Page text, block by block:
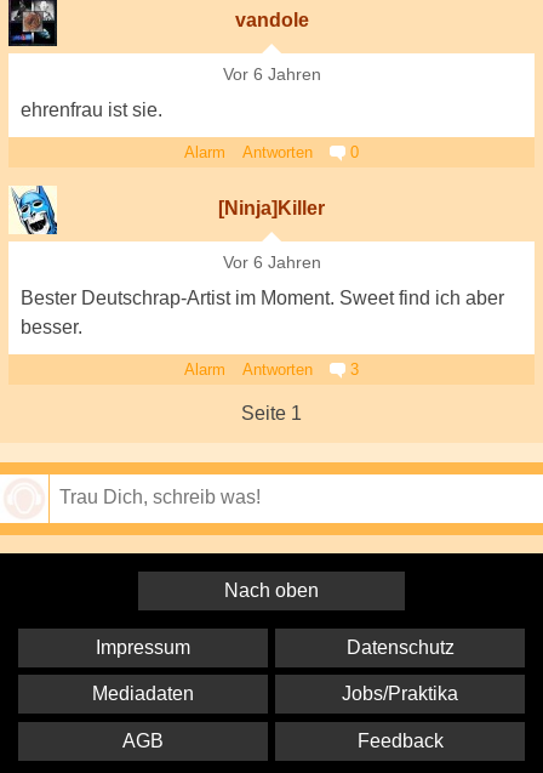
vandole
Vor 6 Jahren
ehrenfrau ist sie.
Alarm Antworten 0
[Ninja]Killer
Vor 6 Jahren
Bester Deutschrap-Artist im Moment. Sweet find ich aber
besser.
Alarm Antworten 3
Seite 1
Nach oben
Impressum Datenschutz
Mediadaten Jobs/Praktika
AGB Feedback